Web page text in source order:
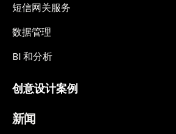
短信网关服务
数据管理
BI 和分析
创意设计案例
新闻